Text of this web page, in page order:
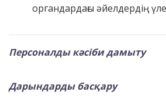
органдардағы әйелдердің
Персоналды кәсіби дамыту
Дарындарды басқару